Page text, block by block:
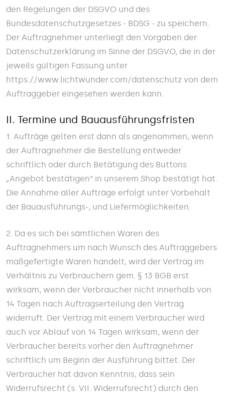
den Regelungen der DSGVO und des
Bundesdatenschutzgesetzes - BDSG - zu speichern.
Der Auftragnehmer unterliegt den Vorgaben der
Datenschutzerklärung im Sinne der DSGVO, die in der
jeweils gültigen Fassung unter
https://www.lichtwunder.com/datenschutz von dem
Auftraggeber eingesehen werden kann.
II. Termine und Bauausführungsfristen
1. Aufträge gelten erst dann als angenommen, wenn
der Auftragnehmer die Bestellung entweder
schriftlich oder durch Betätigung des Buttons
„Angebot bestätigen“ in unserem Shop bestätigt hat.
Die Annahme aller Aufträge erfolgt unter Vorbehalt
der Bauausführungs-, und Liefermöglichkeiten.
2. Da es sich bei sämtlichen Waren des
Auftragnehmers um nach Wunsch des Auftraggebers
maßgefertigte Waren handelt, wird der Vertrag im
Verhältnis zu Verbrauchern gem. § 13 BGB erst
wirksam, wenn der Verbraucher nicht innerhalb von
14 Tagen nach Auftragserteilung den Vertrag
widerruft. Der Vertrag mit einem Verbraucher wird
auch vor Ablauf von 14 Tagen wirksam, wenn der
Verbraucher bereits vorher den Auftragnehmer
schriftlich um Beginn der Ausführung bittet. Der
Verbraucher hat davon Kenntnis, dass sein
Widerrufsrecht (s. VII. Widerrufsrecht) durch den